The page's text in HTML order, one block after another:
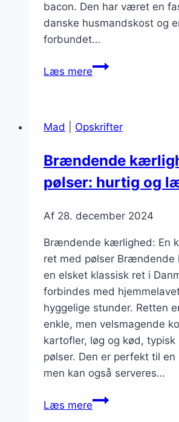
bacon. Den har været en
danske husmandskost og
forbundet…
Læs mereBrændende
og
Mad Opskrifter
Brændende
pølser: hurtig og
Af 28. december 2024
Brændende kærlighed: En
ret med pølser
en elsket klassisk ret i
forbindes med
hyggelige stunder. Retten
enkle, men velsmagende
kartofler, løg og kød, typisk
pølser. Den er perfekt til
men kan også serveres…
Læs mereBrændende